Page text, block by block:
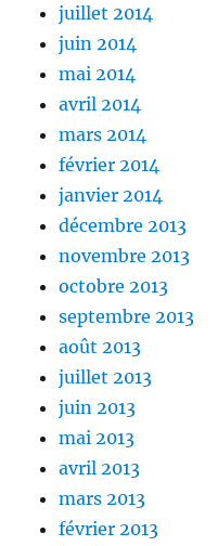
juillet 2014
juin 2014
mai 2014
avril 2014
mars 2014
février 2014
janvier 2014
décembre 2013
novembre 2013
octobre 2013
septembre 2013
août 2013
juillet 2013
juin 2013
mai 2013
avril 2013
mars 2013
février 2013